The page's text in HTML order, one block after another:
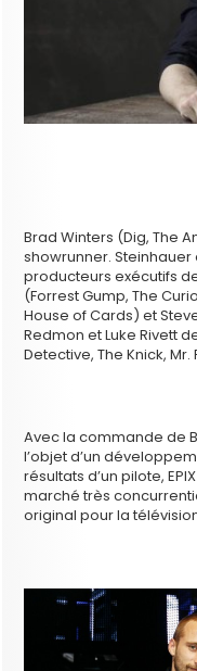
Brad Winters (Dig, The
showrunner.
producteurs exécutifs
(Forrest Gump, The
House of Cards) et
Redmon et Luke Rivett
Detective, The Knick, Mr.
Avec la commande de
l’objet d’un
résultats d’un pilote,
marché très
original pour la